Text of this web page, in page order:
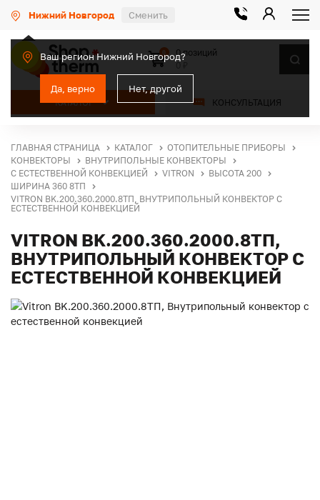
Нижний Новгород Сменить
Ваш регион Нижний Новгород?
Да, верно Нет, другой
КАТАЛОГ КОНСУЛЬТАЦИЯ
0
0 позиций
ГЛАВНАЯ СТРАНИЦА КАТАЛОГ
ОТОПИТЕЛЬНЫЕ ПРИБОРЫ
КОНВЕКТОРЫ
ВНУТРИПОЛЬНЫЕ КОНВЕКТОРЫ
С ЕСТЕСТВЕННОЙ КОНВЕКЦИЕЙ
VITRON
ВЫСОТА 200
ШИРИНА 360 8ТП
VITRON BK.200.360.2000.8ТП, ВНУТРИПОЛЬНЫЙ КОНВЕКТОР С
ЕСТЕСТВЕННОЙ КОНВЕКЦИЕЙ
VITRON BK.200.360.2000.8ТП,
ВНУТРИПОЛЬНЫЙ КОНВЕКТОР С
ЕСТЕСТВЕННОЙ КОНВЕКЦИЕЙ